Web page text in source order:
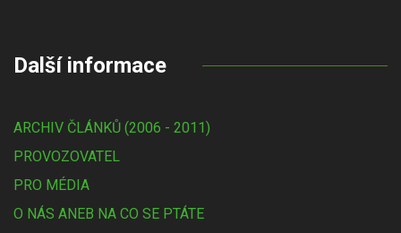
Další informace
ARCHIV ČLÁNKŮ (2006 - 2011)
PROVOZOVATEL
PRO MÉDIA
O NÁS ANEB NA CO SE PTÁTE